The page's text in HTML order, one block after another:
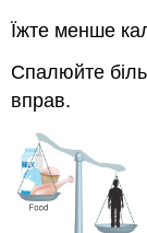
Їжте менше
Спалюйте
вправ.